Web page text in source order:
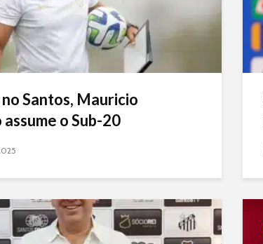
Santos, Mauricio
o Sub-20